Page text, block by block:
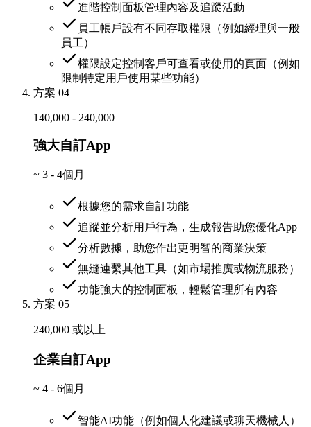
進階控制面板管理內容及追蹤活動
員工帳戶設有不同存取權限（例如經理與一般
員工）
權限設定控制客戶可查看或使用的頁面（例如
限制特定用戶使用某些功能）
方案 04
140,000 - 240,000
強大自訂App
~ 3 - 4個月
根據您的需求自訂功能
追蹤並分析用戶行為，生成報告助您優化App
分析數據，助您作出更明智的商業決策
無縫連繫其他工具（如市場推廣或物流服務）
功能強大的控制面板，輕鬆管理所有內容
方案 05
240,000 或以上
企業自訂App
~ 4 - 6個月
智能AI功能（例如個人化建議或聊天機械人）